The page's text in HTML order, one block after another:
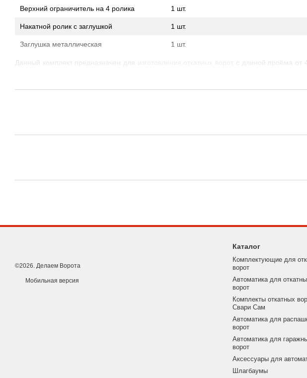
Верхний ограничитель на 4 ролика 1 шт.
Накатной ролик с заглушкой 1 шт.
Заглушка металлическая 1 шт.
Данный комплект предназначен для
с длиной проёма от
Оцинкованный направляющий рельс: 94х85мм толщина стенки 5мм.
©2026. Делаем Ворота
Мобильная версия
Каталог
Комплектующие для
ворот
Автоматика для
ворот
Комплекты откатных
Свари Сам
Автоматика для
ворот
Автоматика для
ворот
Аксессуары для
Шлагбаумы